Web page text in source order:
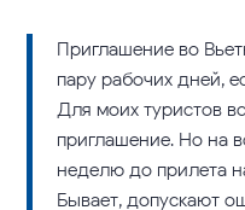
Приглашение во
пару рабочих дней,
Для моих туристов
приглашение. Но на
неделю до прилета
Бывает, допускают